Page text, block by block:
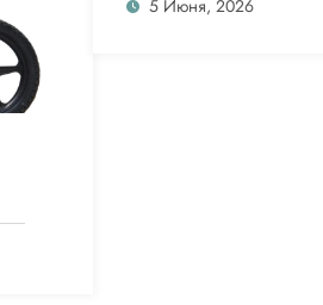
5 Июня, 2026